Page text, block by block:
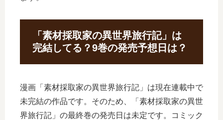
「素材採取家の異世界旅行記」は
完結してる？9巻の発売予想日は？
漫画「素材採取家の異世界旅行記」は現在連載中で
未完結の作品です。そのため、「素材採取家の異世
界旅行記」の最終巻の発売日は未定です。コミック